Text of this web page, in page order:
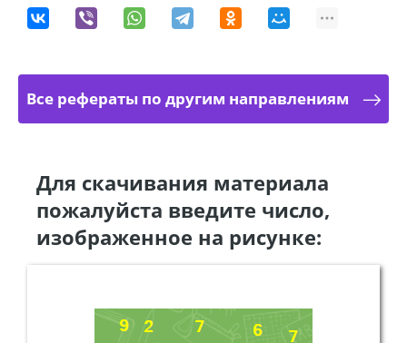
Все рефераты по другим направлениям
Для скачивания материала
пожалуйста введите число,
изображенное на рисунке: